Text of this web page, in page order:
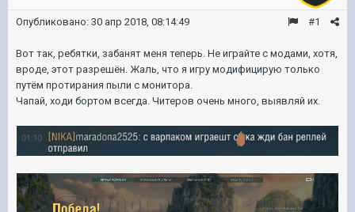
#1
Опубликовано: 30 апр 2018, 08:14:49
Вот так, ребятки, забанят меня теперь. Не играйте с модами, хотя,
вроде, этот разрешён. Жаль, что я игру модифицирую только
путём протирания пыли с монитора.
Чапай, ходи бортом всегда. Читеров очень много, выявляй их.